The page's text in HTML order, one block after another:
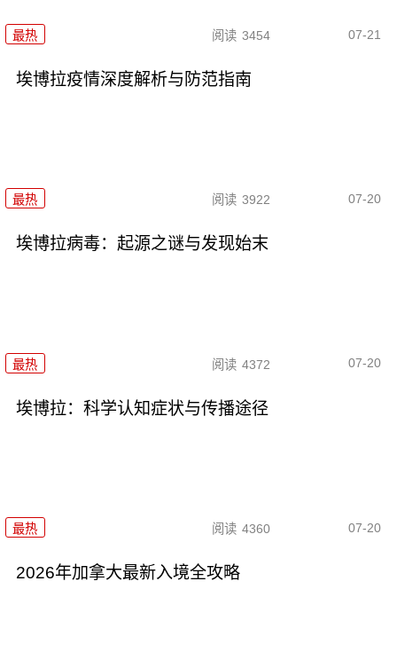
最热 阅读 3454 07-21
埃博拉疫情深度解析与防范指南
最热 阅读 3922 07-20
埃博拉病毒：起源之谜与发现始末
最热 阅读 4372 07-20
埃博拉：科学认知症状与传播途径
最热 阅读 4360 07-20
2026年加拿大最新入境全攻略